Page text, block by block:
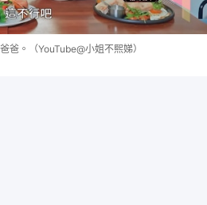
爸。（YouTube@小姐不熙娣）